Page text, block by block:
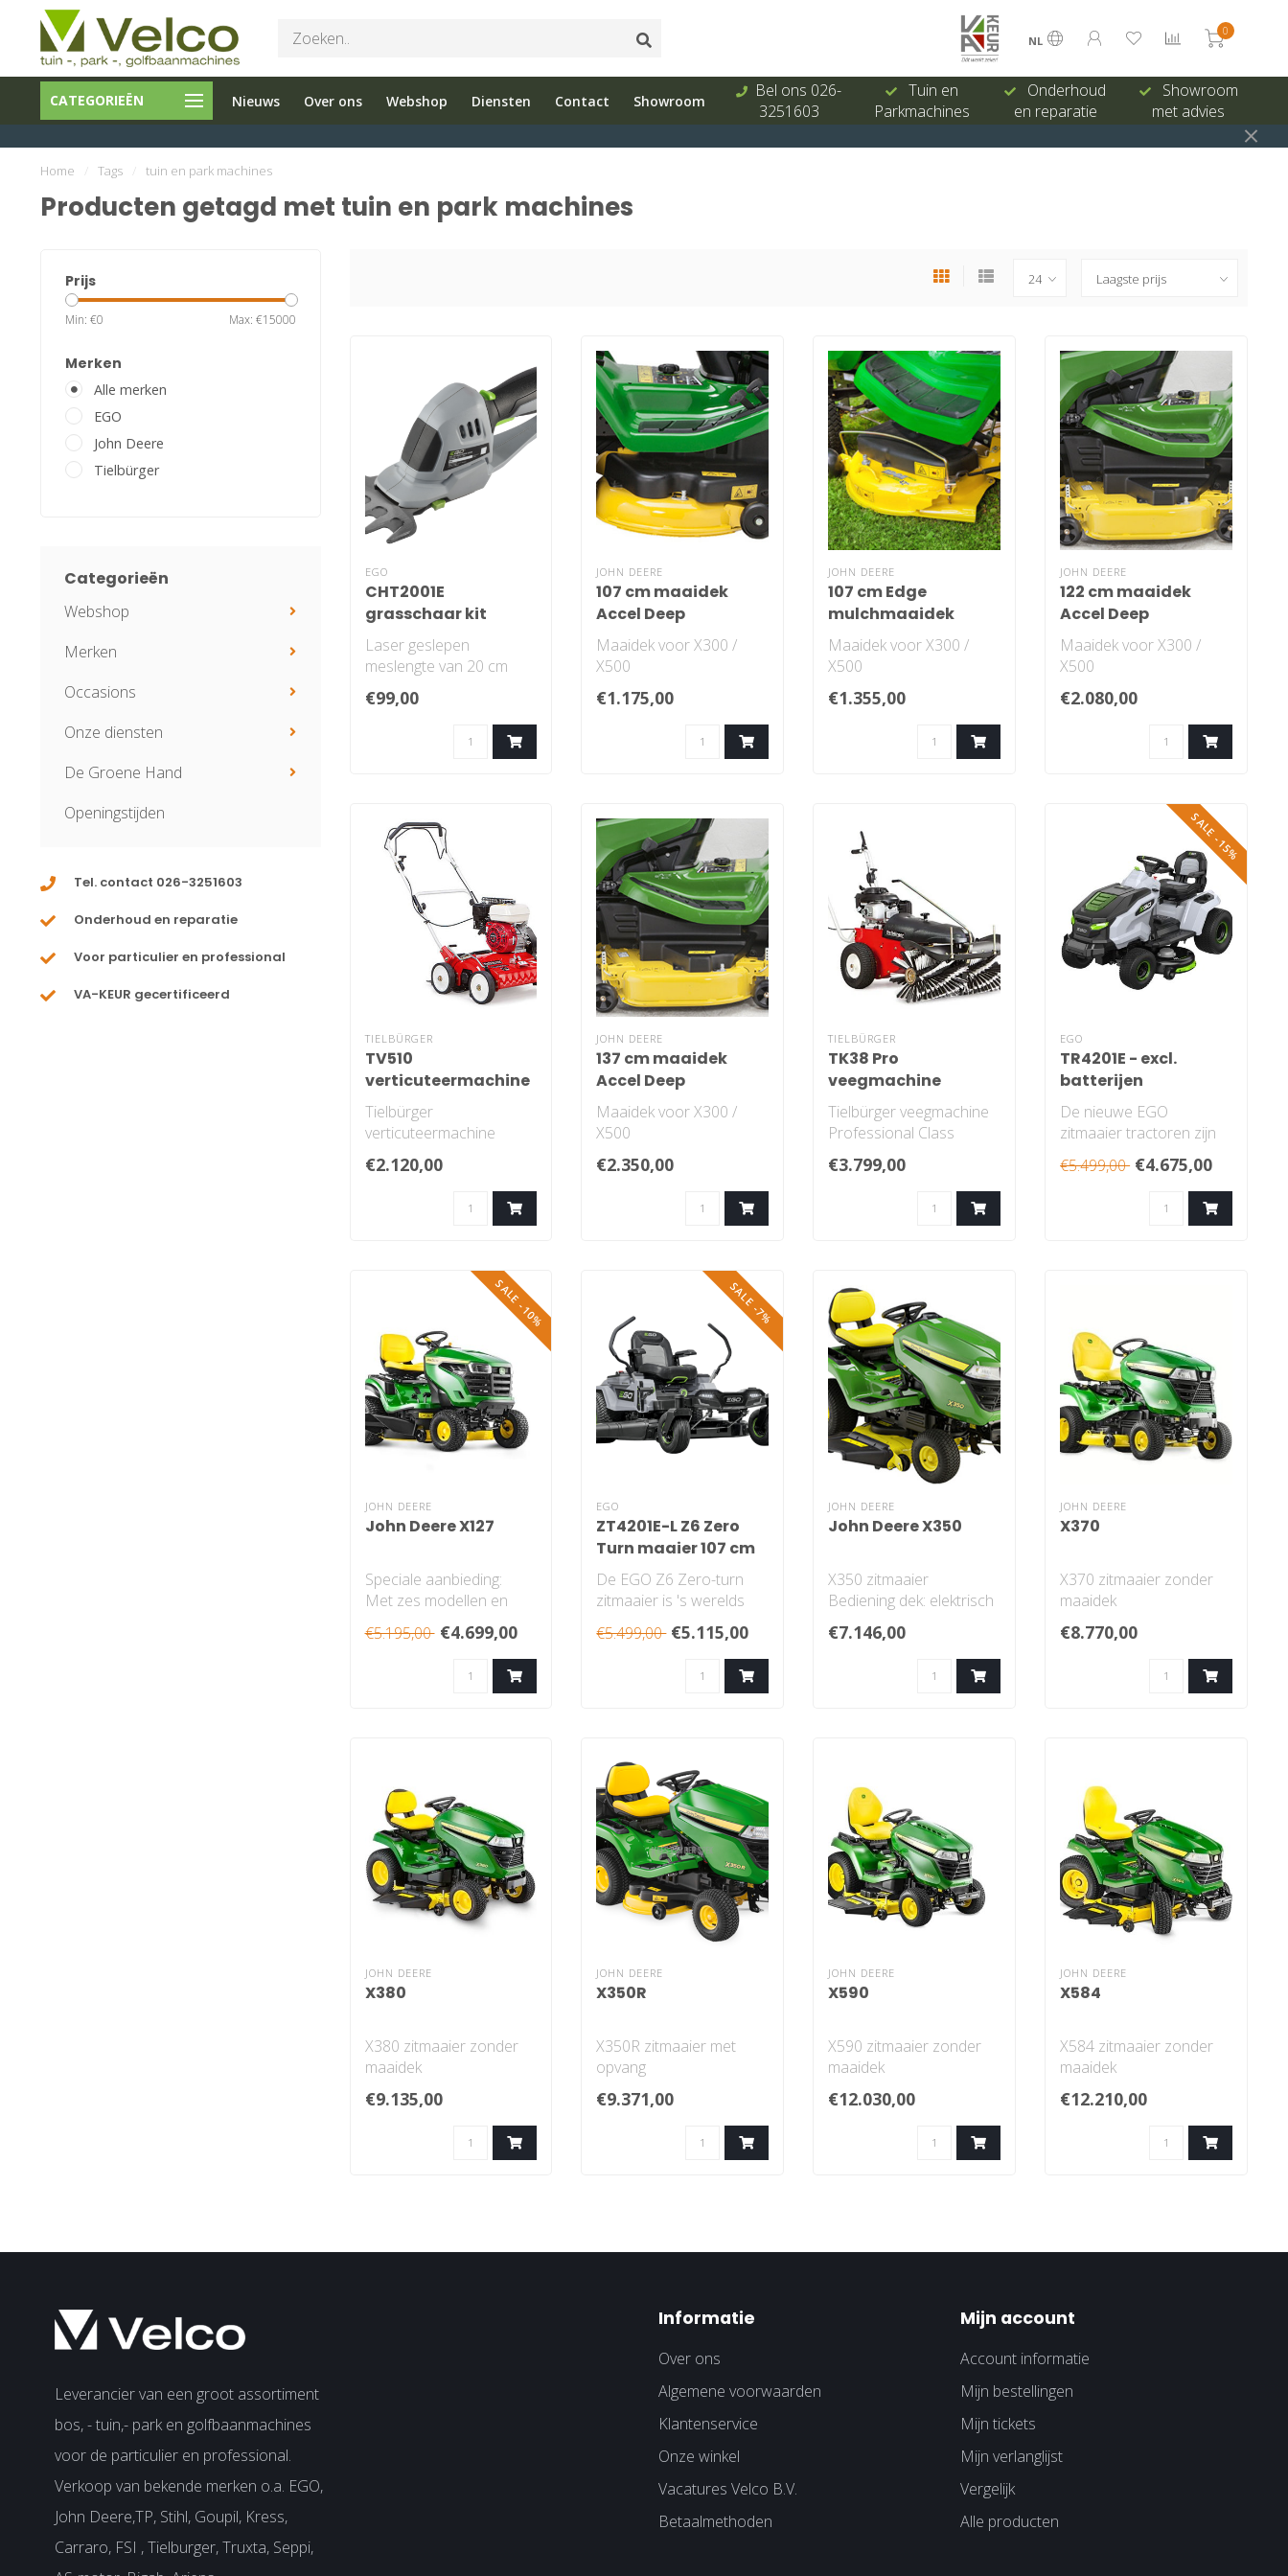
NL
0
CATEGORIEËN Nieuws Over ons Webshop Diensten Contact Showroom
3251603
Parkmachines
en reparatie
met advies
Bel ons 026-
3251603
Tuin en
Parkmachines
Onderhoud
en reparatie
Showroom
met advies
Home Tags tuin en park machines
Producten getagd met tuin en park machines
Prijs
Min: €0 Max: €15000
Merken
Alle merken
EGO
John Deere
Tielbürger
Categorieën
Webshop
Merken
Occasions
Onze diensten
De Groene Hand
Openingstijden
Tel. contact 026-3251603
Onderhoud en reparatie
Voor particulier en professional
VA-KEUR gecertificeerd
EGO
CHT2001E
grasschaar kit
Laser geslepen
meslengte van 20 cm
met een capaciteit van 8
mm. Kan gebruikt wor..
€99,00
JOHN DEERE
107 cm maaidek
Accel Deep
asaandrijving
Maaidek voor X300 /
X500
€1.175,00
JOHN DEERE
107 cm Edge
mulchmaaidek
Maaidek voor X300 /
X500
€1.355,00
JOHN DEERE
122 cm maaidek
Accel Deep
asaandrijving
Maaidek voor X300 /
X500
€2.080,00
TIELBÜRGER
TV510
verticuteermachine
Tielbürger
verticuteermachine
€2.120,00
JOHN DEERE
137 cm maaidek
Accel Deep
asaandrijving
Maaidek voor X300 /
X500
€2.350,00
TIELBÜRGER
TK38 Pro
veegmachine
Tielbürger veegmachine
Professional Class
€3.799,00
SALE -15%
EGO
TR4201E - excl.
batterijen
De nieuwe EGO
zitmaaier tractoren zijn
de nieuwe maatstaf in
batterij aangedreve..
€5.499,00 €4.675,00
SALE -10%
JOHN DEERE
John Deere X127
Speciale aanbieding:
Met zes modellen en
een breed scala aan
kenmerken en optie..
€5.195,00 €4.699,00
SALE -7%
EGO
ZT4201E-L Z6 Zero
Turn maaier 107 cm
De EGO Z6 Zero-turn
zitmaaier is 's werelds
eerste zitmaaier die
compatibel is m..
€5.499,00 €5.115,00
JOHN DEERE
John Deere X350
X350 zitmaaier
Bediening dek: elektrisch
Twin Touch-
voetbediening
€7.146,00
JOHN DEERE
X370
X370 zitmaaier zonder
maaidek
Bediening dek: elektrisch
Twin TouchTM-
€8.770,00
JOHN DEERE
X380
X380 zitmaaier zonder
maaidek
Bediening dek: elektrisch
Twin TouchTM-
€9.135,00
JOHN DEERE
X350R
X350R zitmaaier met
opvang
Bediening dek: elektrisch
Twin TouchTM-
€9.371,00
JOHN DEERE
X590
X590 zitmaaier zonder
maaidek
Uitstekend vermogen en
uitstekende prestaties
€12.030,00
JOHN DEERE
X584
X584 zitmaaier zonder
maaidek
Uitstekend vermogen en
kracht
€12.210,00
Leverancier van een groot assortiment
bos, - tuin,- park en golfbaanmachines
voor de particulier en professional.
Verkoop van bekende merken o.a. EGO,
John Deere,TP, Stihl, Goupil, Kress,
Carraro, FSI , Tielburger, Truxta, Seppi,
Informatie
Over ons
Algemene voorwaarden
Klantenservice
Onze winkel
Vacatures Velco B.V.
Betaalmethoden
Mijn account
Account informatie
Mijn bestellingen
Mijn tickets
Mijn verlanglijst
Vergelijk
Alle producten